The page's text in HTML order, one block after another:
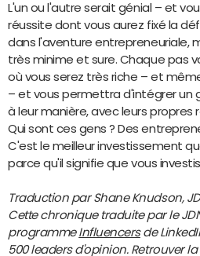
L'un ou l'autre serait génial – et
réussite dont vous aurez fixé la
dans l'aventure entrepreneuriale,
très minime et sure. Chaque pas
où vous serez très riche – et
– et vous permettra d'intégrer un
à leur manière, avec leurs propres
Qui sont ces gens ? Des
C'est le meilleur investissement
parce qu'il signifie que vous
Traduction par Shane Knudson,
Cette chronique traduite par le
programme Influencersde
500 leaders d'opinion. Retrouver